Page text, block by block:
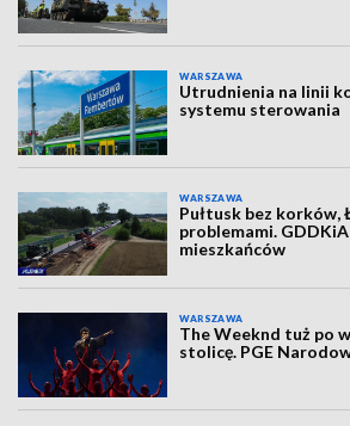
WARSZAWA
Utrudnienia na linii
systemu sterowania
WARSZAWA
Pułtusk bez korków,
problemami.
mieszkańców
WARSZAWA
The Weeknd tuż po
stolicę. PGE